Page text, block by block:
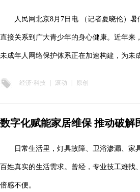
人民网北京8月7日电 （记者夏晓伦）
直接关系到广大青少年的身心健康。近年来
未成年人网络保护体系正在加速构建，为未
经济·科技 滚动 原创
数字化赋能家居维保 推动破解
日常生活里，灯具故障、卫浴渗漏、
百姓真实的生活需求。曾经，专业技工难找
倍感不便。